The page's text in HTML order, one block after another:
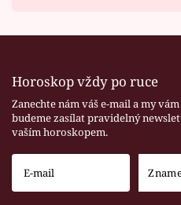
Horoskop vždy po ruce
Zanechte nám váš e-mail a my vám
budeme zasílat pravidelný
vaším horoskopem.